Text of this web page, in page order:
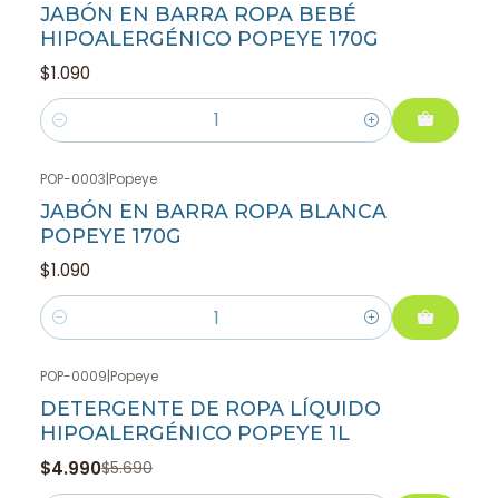
JABÓN EN BARRA ROPA BEBÉ
HIPOALERGÉNICO POPEYE 170G
$1.090
Cantidad
POP-0003|Popeye
JABÓN EN BARRA ROPA BLANCA
POPEYE 170G
$1.090
Cantidad
-12%OFF
POP-0009|Popeye
DETERGENTE DE ROPA LÍQUIDO
HIPOALERGÉNICO POPEYE 1L
$4.990$5.690